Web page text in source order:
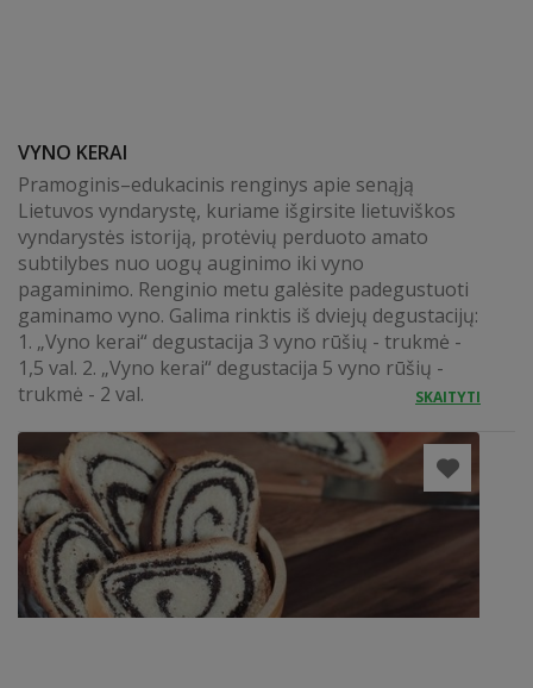
VYNO KERAI
Pramoginis–edukacinis renginys apie senąją
Lietuvos vyndarystę, kuriame išgirsite lietuviškos
vyndarystės istoriją, protėvių perduoto amato
subtilybes nuo uogų auginimo iki vyno
pagaminimo. Renginio metu galėsite padegustuoti
gaminamo vyno. Galima rinktis iš dviejų degustacijų:
1. „Vyno kerai“ degustacija 3 vyno rūšių - trukmė -
1,5 val. 2. „Vyno kerai“ degustacija 5 vyno rūšių -
trukmė - 2 val.
SKAITYTI